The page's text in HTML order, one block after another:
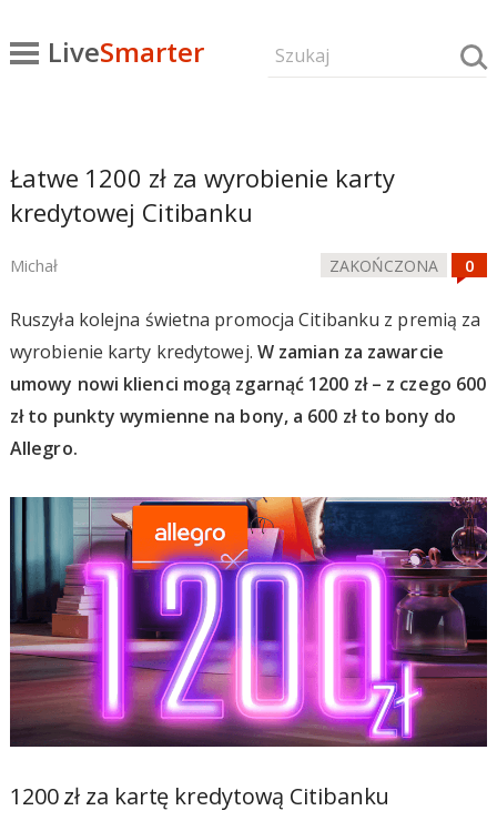
LiveSmarter
Łatwe 1200 zł za wyrobienie karty
kredytowej Citibanku
Michał ZAKOŃCZONA
Ruszyła kolejna świetna promocja Citibanku z premią za
wyrobienie karty kredytowej. W zamian za zawarcie
umowy nowi klienci mogą zgarnąć 1200 zł – z czego 600
zł to punkty wymienne na bony, a 600 zł to bony do
Allegro.
1200 zł za kartę kredytową Citibanku